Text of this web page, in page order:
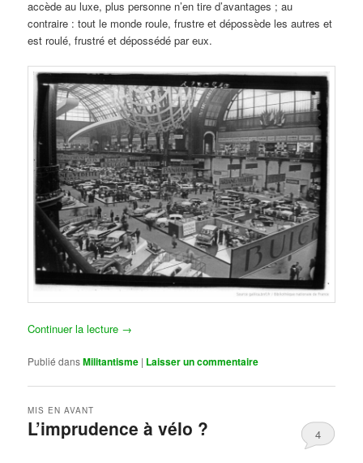
accède au luxe, plus personne n’en tire d’avantages ; au
contraire : tout le monde roule, frustre et dépossède les autres et
est roulé, frustré et dépossédé par eux.
Continuer la lecture →
Publié dansMilitantisme | Laisser un commentaire
L’imprudence à vélo ?
MIS EN AVANT
4